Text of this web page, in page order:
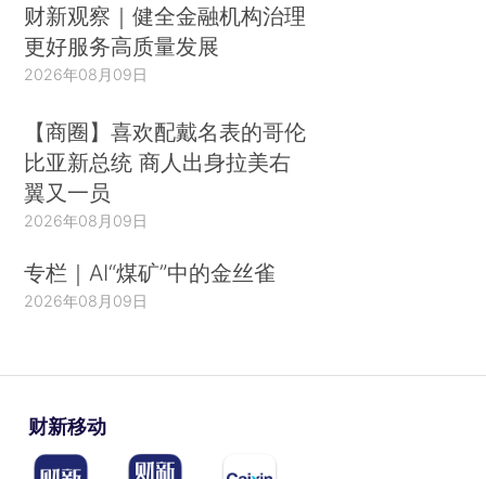
财新观察｜健全金融机构治理
更好服务高质量发展
2026年08月09日
【商圈】喜欢配戴名表的哥伦
比亚新总统 商人出身拉美右
翼又一员
2026年08月09日
专栏｜AI“煤矿”中的金丝雀
2026年08月09日
财新移动